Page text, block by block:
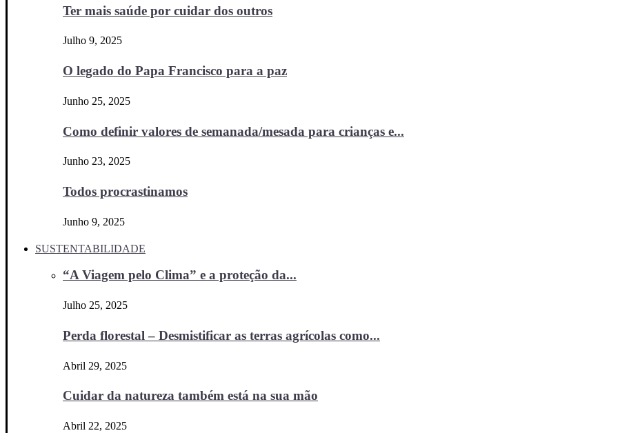
Ter mais saúde por cuidar dos outros
Julho 9, 2025
O legado do Papa Francisco para a paz
Junho 25, 2025
Como definir valores de semanada/mesada para crianças e...
Junho 23, 2025
Todos procrastinamos
Junho 9, 2025
SUSTENTABILIDADE
“A Viagem pelo Clima” e a proteção da...
Julho 25, 2025
Perda florestal – Desmistificar as terras agrícolas como...
Abril 29, 2025
Cuidar da natureza também está na sua mão
Abril 22, 2025